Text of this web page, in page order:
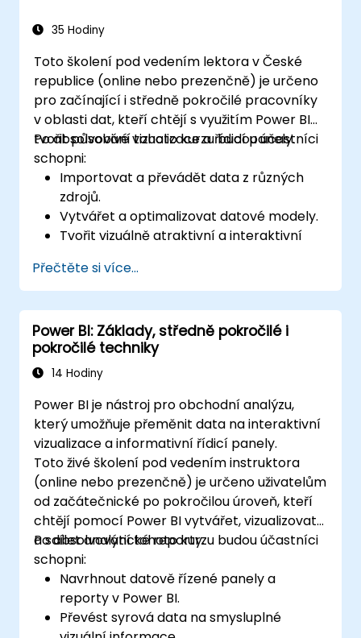
35 Hodiny
Toto školení pod vedením lektora v České
republice (online nebo prezenčně) je určeno
pro začínající i středně pokročilé pracovníky
v oblasti dat, kteří chtějí s využitím Power BI
tvořit působivé vizualizace a řídicí panely.
Po absolvování tohoto kurzu budou účastníci
schopni:
Importovat a převádět data z různých
zdrojů.
Vytvářet a optimalizovat datové modely.
Tvořit vizuálně atraktivní a interaktivní
Aplikovat osvědčené postupy při tvorbě
vizualizací a návrhu panelů.
Využívat pokročilé funkce Power BI k
hloubkové analýze dat.
Přečtěte si více...
Power BI: Základy, středně pokročilé i
pokročilé techniky
14 Hodiny
Power BI je nástroj pro obchodní analýzu,
který umožňuje přeměnit data na interaktivní
vizualizace a informativní řídicí panely.
Toto živé školení pod vedením instruktora
(online nebo prezenčně) je určeno uživatelům
od začátečnické po pokročilou úroveň, kteří
chtějí pomocí Power BI vytvářet, vizualizovat
a sdílet analytické reporty.
Po absolvování tohoto kurzu budou účastníci
schopni:
Navrhnout datově řízené panely a
reporty v Power BI.
Převést syrová data na smysluplné